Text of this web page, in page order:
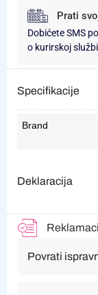
Prati
Dobićete SMS
o kurirskoj
Specifikacije
Brand
Deklaracija
Povrati